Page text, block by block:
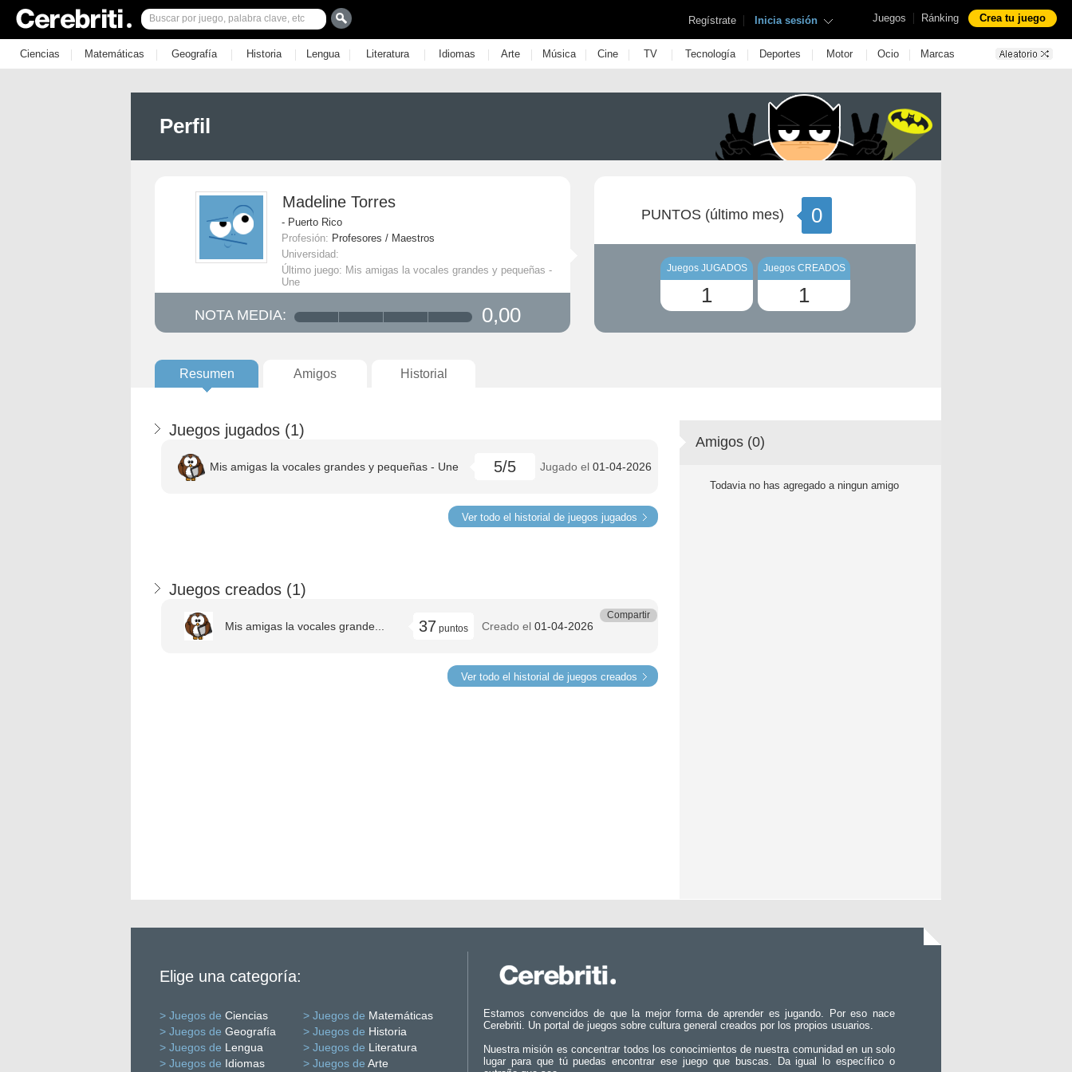
Juegos | Ránking Crea tu juego
Regístrate | Inicia sesión
Ciencias | Matemáticas | Geografía | Historia | Lengua | Literatura | Idiomas | Arte | Música | Cine | TV | Tecnología | Deportes | Motor | Ocio | Marcas
Perfil
Madeline Torres
- Puerto Rico
Profesión: Profesores / Maestros
Universidad:
Último juego: Mis amigas la vocales grandes y pequeñas -
Une
NOTA MEDIA: 0,00
PUNTOS (último mes) 0
Juegos JUGADOS
1
Juegos CREADOS
1
Resumen Amigos Historial
Juegos jugados (1)
Mis amigas la vocales grandes y pequeñas - Une 5/5 Jugado el 01-04-2026
Ver todo el historial de juegos jugados
Juegos creados (1)
Mis amigas la vocales grande... 37 puntos Creado el 01-04-2026
Compartir
Ver todo el historial de juegos creados
Amigos (0)
Todavia no has agregado a ningun amigo
Elige una categoría:
> Juegos de Ciencias > Juegos de Matemáticas
> Juegos de Geografía > Juegos de Historia
> Juegos de Lengua > Juegos de Literatura
> Juegos de Idiomas > Juegos de Arte
Estamos convencidos de que la mejor forma de aprender es jugando. Por eso nace
Cerebriti. Un portal de juegos sobre cultura general creados por los propios usuarios.
Nuestra misión es concentrar todos los conocimientos de nuestra comunidad en un solo
lugar para que tú puedas encontrar ese juego que buscas. Da igual lo específico o